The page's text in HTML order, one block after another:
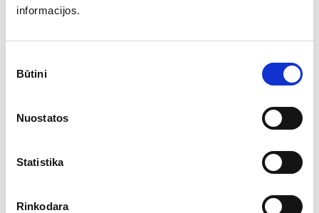
informacijos.
pasirinkimas
Būtini
Nuostatos
Statistika
Rinkodara
≤0,034 W/m*K
ILGALAIKIS VANDENS